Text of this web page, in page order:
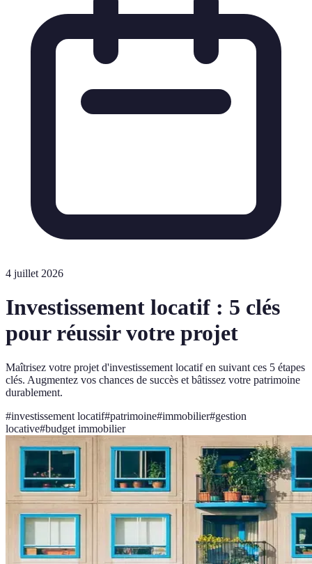
4 juillet 2026
Investissement locatif : 5 clés
pour réussir votre projet
Maîtrisez votre projet d'investissement locatif en suivant ces 5 étapes
clés. Augmentez vos chances de succès et bâtissez votre patrimoine
durablement.
#investissement locatif#patrimoine#immobilier#gestion
locative#budget immobilier